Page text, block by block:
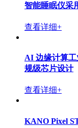
智能睡眠仪采
查看详细+
AI 边缘计算
规级芯片设计
查看详细+
KANO Pixel